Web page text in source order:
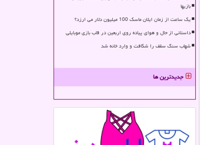
بازیها
یک ساعت از زمان ایلان ماسک 100 میلیون دلار می ارزد؟
داستانی از حال و هوای پیاده روی اربعین در قاب بازی موبایلی
شهاب سنگ سقف را شکافت و وارد خانه شد
جدیدترین ها